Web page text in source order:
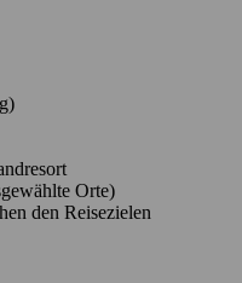
Orte)
den Reisezielen